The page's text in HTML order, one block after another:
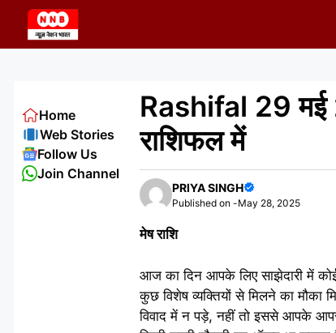
content
Rashifal 29 मई
राशिफल में
PRIYA SINGH
Published on -May 28, 2025
मेष राशि
आज का दिन आपके लिए साझेदारी में
कुछ विशेष व्यक्तियों से मिलने का
विवाद में न पड़े, नहीं तो इससे आपके
Home
Web Stories
Follow Us
Join Channel